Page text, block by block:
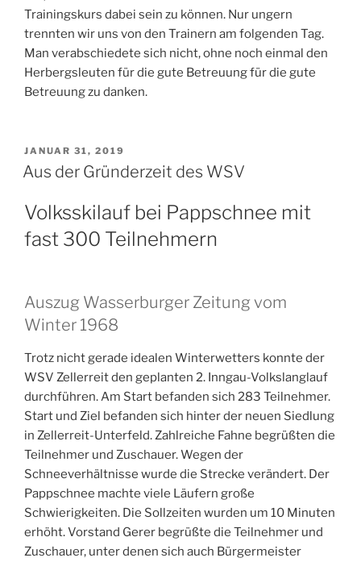
Trainingskurs dabei sein zu können. Nur ungern
trennten wir uns von den Trainern am folgenden Tag.
Man verabschiedete sich nicht, ohne noch einmal den
Herbergsleuten für die gute Betreuung für die gute
Betreuung zu danken.
VERÖFFENTLICHT
AM
JANUAR 31, 2019
Aus der Gründerzeit des WSV
Volksskilauf bei Pappschnee mit
fast 300 Teilnehmern
Auszug Wasserburger Zeitung vom
Winter 1968
Trotz nicht gerade idealen Winterwetters konnte der
WSV Zellerreit den geplanten 2. Inngau-Volkslanglauf
durchführen. Am Start befanden sich 283 Teilnehmer.
Start und Ziel befanden sich hinter der neuen Siedlung
in Zellerreit-Unterfeld. Zahlreiche Fahne begrüßten die
Teilnehmer und Zuschauer. Wegen der
Schneeverhältnisse wurde die Strecke verändert. Der
Pappschnee machte viele Läufern große
Schwierigkeiten. Die Sollzeiten wurden um 10 Minuten
erhöht. Vorstand Gerer begrüßte die Teilnehmer und
Zuschauer, unter denen sich auch Bürgermeister